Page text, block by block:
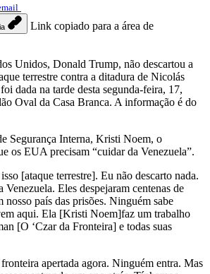
Link copiado para a área de
Unidos, Donald Trump, não descartou a
terrestre contra a ditadura de Nicolás
dada na tarde desta segunda-feira, 17,
Oval da Casa Branca. A informação é do
Segurança Interna, Kristi Noem, o
os EUA precisam “cuidar da Venezuela”.
[ataque terrestre]. Eu não descarto nada.
Venezuela. Eles despejaram centenas de
nosso país das prisões. Ninguém sabe
aqui. Ela [Kristi Noem]faz um trabalho
[O ‘Czar da Fronteira] e todas suas
apertada agora. Ninguém entra. Mas